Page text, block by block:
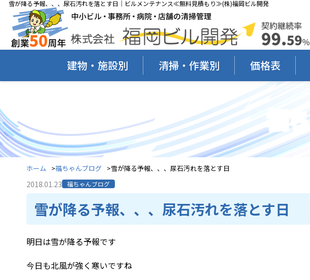
雪が降る予報、、、尿石汚れを落とす日｜ビルメンテナンス≪無料見積もり≫(株)福岡ビル開発
建物・施設別 清掃・作業別 価格表
福
ホーム 福ちゃんブログ 雪が降る予報、、、尿石汚れを落とす日
2018.01.23 福ちゃんブログ
雪が降る予報、、、尿石汚れを落とす日
明日は雪が降る予報です
今日も北風が強く寒いですね